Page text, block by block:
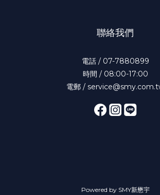
聯絡我們
電話 / 07-7880899
時間 / 08:00-17:00
電郵 /
Powered by SMY新懋宇